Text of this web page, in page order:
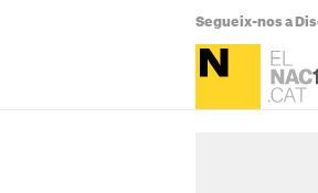
Segueix-nos a